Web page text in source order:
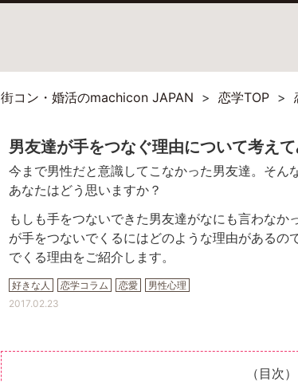
街コン・婚活のmachicon JAPAN 恋学TOP
男友達が手をつなぐ理由について考えて
今まで男性だと意識してこなかった男友達。そん
あなたはどう思いますか？
もしも手をつないできた男友達がなにも言わな
が手をつないでくるにはどのような理由があるの
でくる理由をご紹介します。
好きな人 恋学コラム 恋愛 男性心理
2017.02.23
（目次）